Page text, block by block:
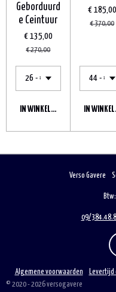
Geborduurd
e Ceintuur
€ 135,00
€ 270,00
IN WINKELWAGEN
€ 185,00
€ 370,00
IN
Verso Gavere
09/
Algemene voorwaarden Levertijd
© 2020 - 2026 versogavere